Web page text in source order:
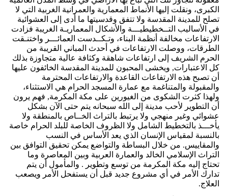
الكبرى، ونقلت إليها الأنماط المعمارية والعمرانية الغربية التي لا
تصلح للمدينة المقدسة ولا تتفق وقدسيتها ما أدى إلى العشوائية
في الأساليب التــخطيطيـــة والأشكال المعماريـة الغريبة فزادت
الارتفاعات مخالفة أنظمة البناء، وتـكــدست العمائـــر واختنـقت
الطرقات، ووصلت الارتفاعات في أحدث المباني القريبة من
الحرم الشريف إلى ارتفاعات شاهقة وكثافة عالية متجاوزة بذلك
كل الاعتبارات, ويخشى المحبون للمدينة المقدسة الخائفون عليها
أن تصبح هذه الارتفاعات القاعدة والارتفاعات المحترمة
والمقبولة والمتناغمة مع عمارة المسجد الحرام هي الاستثناء،
ولهذا كثرت الشكوى من الغيورين على مكة المكرمة, فهم يرون
أن التطوير لأحب مدينة إلى الله سبحانه يتم حتى الآن بشكل
عشوائي وغير منهجي ولا يرتبط بالتراث الخــاص بالمنطقة ولا
يأخـــذ بالتخطيط الشامل ولا الظروف الخاصة للبلد الحرام خاصة
بالنسبة لمقياس الإنسان الذي يعد الأساس في النسب
والمقاييس. من خلال البساطة والتواضع يمكن تحقيق التوافق بين
التراث الإسلامي الخالد والعمارة العربية وبين المعاصرة وما
تحتاج إليه مكة المكرمة من توسع وتطوير . والمأمول أن يتم
تدارك الأمر في أي مشروع جديد قبل أن يستفحل الأمر ويصعب
العلاج.